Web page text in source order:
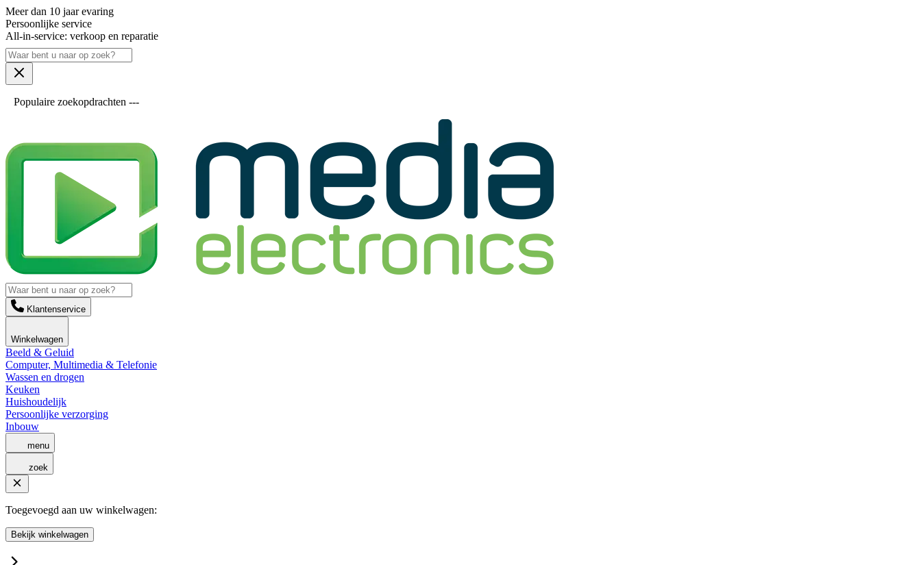
Meer dan 10 jaar evaring
Persoonlijke service
All-in-service: verkoop en reparatie
Populaire zoekopdrachten ---
Klantenservice
Winkelwagen
Beeld & Geluid
Computer, Multimedia & Telefonie
Wassen en drogen
Keuken
Huishoudelijk
Persoonlijke verzorging
Inbouw
menu
zoek
Toegevoegd aan uw winkelwagen:
Bekijk winkelwagen